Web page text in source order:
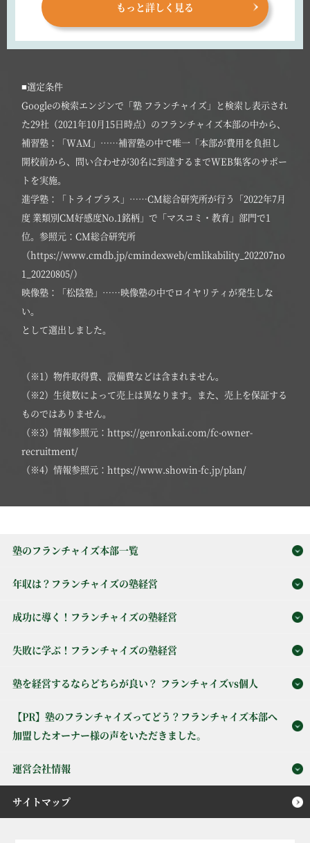
もっと詳しく見る
■選定条件
Googleの検索エンジンで「塾 フランチャイズ」と検索し表示され
た29社（2021年10月15日時点）のフランチャイズ本部の中から、
補習塾：「WAM」……補習塾の中で唯一「本部が費用を負担し
開校前から、問い合わせが30名に到達するまでWEB集客のサポー
トを実施。
進学塾：「トライプラス」……CM総合研究所が行う「2022年7月
度 業類別CM好感度No.1銘柄」で「マスコミ・教育」部門で1
位。参照元：CM総合研究所
（https://www.cmdb.jp/cmindexweb/cmlikability_202207no
1_20220805/）
映像塾：「松陰塾」……映像塾の中でロイヤリティが発生しな
い。
として選出しました。
（※1）物件取得費、設備費などは含まれません。
（※2）生徒数によって売上は異なります。また、売上を保証する
ものではありません。
（※3）情報参照元：https://genronkai.com/fc-owner-
recruitment/
（※4）情報参照元：https://www.showin-fc.jp/plan/
塾のフランチャイズ本部一覧
年収は？フランチャイズの塾経営
成功に導く！フランチャイズの塾経営
失敗に学ぶ！フランチャイズの塾経営
塾を経営するならどちらが良い？ フランチャイズvs個人
【PR】塾のフランチャイズってどう？フランチャイズ本部へ
加盟したオーナー様の声をいただきました。
運営会社情報
サイトマップ